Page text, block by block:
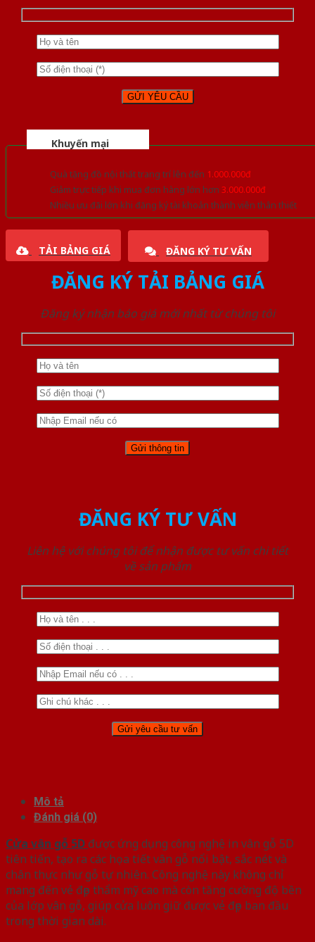
Khuyến mại
Quà tặng đồ nội thất trang trí lên đến 1.000.000đ
Giảm trực tiếp khi mua đơn hàng lớn hơn 3.000.000đ
Nhiều ưu đãi lớn khi đăng ký tài khoản thành viên thân thiết
TẢI BẢNG GIÁ ĐĂNG KÝ TƯ VẤN
ĐĂNG KÝ TẢI BẢNG GIÁ
Đăng ký nhận báo giá mới nhất từ chúng tôi
ĐĂNG KÝ TƯ VẤN
Liên hệ với chúng tôi để nhận được tư vấn chi tiết
về sản phẩm
Mô tả
Đánh giá (0)
Cửa vân gỗ 5D được ứng dụng công nghệ in vân gỗ 5D
tiên tiến, tạo ra các họa tiết vân gỗ nổi bật, sắc nét và
chân thực như gỗ tự nhiên. Công nghệ này không chỉ
mang đến vẻ đẹp thẩm mỹ cao mà còn tăng cường độ bền
của lớp vân gỗ, giúp cửa luôn giữ được vẻ đẹp ban đầu
trong thời gian dài.